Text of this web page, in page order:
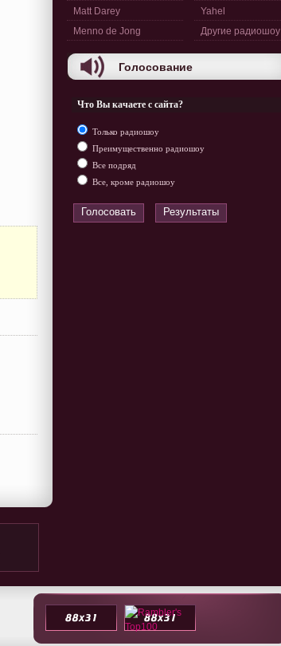
Matt Darey
Menno de Jong
Yahel
Другие радиошоу
Голосование
Что Вы качаете с сайта?
Только радиошоу
Преимущественно радиошоу
Все подряд
Все, кроме радиошоу
Голосовать Результаты